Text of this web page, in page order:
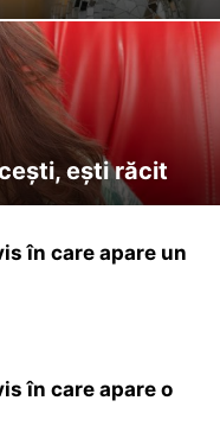
ești răcit
în care apare un
în care apare o